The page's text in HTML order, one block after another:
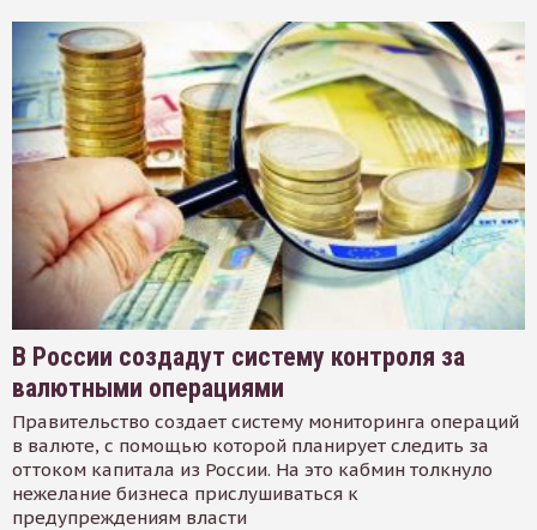
В России создадут систему контроля за
валютными операциями
Правительство создает систему мониторинга операций
в валюте, с помощью которой планирует следить за
оттоком капитала из России. На это кабмин толкнуло
нежелание бизнеса прислушиваться к
предупреждениям власти